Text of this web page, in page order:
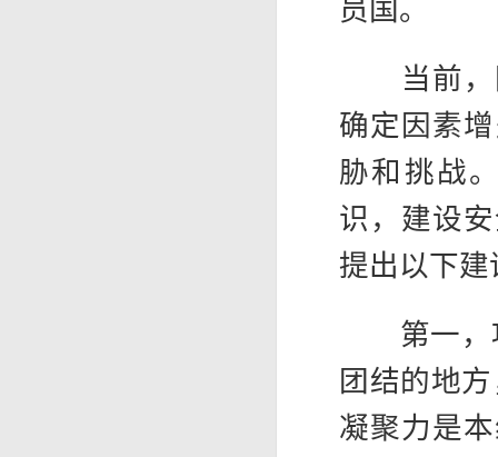
员国。
当前，国
确定因素
胁和挑战
识，建设
提出以下建
第一，巩
团结的地
凝聚力是